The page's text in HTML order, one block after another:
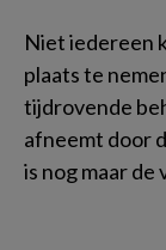
Niet iedereen
plaats te
tijdrovende
afneemt door
is nog maar de